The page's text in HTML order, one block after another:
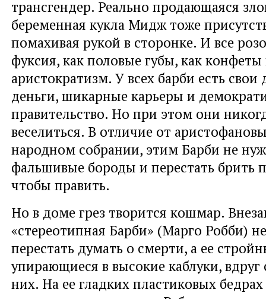
трансгендер. Реально продающаяся
беременная кукла Мидж тоже
помахивая рукой в сторонке. И все
фуксия, как половые губы, как конфеты
аристократизм. У всех барби есть свои
деньги, шикарные карьеры и
правительство. Но при этом они
веселиться. В отличие от
народном собрании, этим Барби не
фальшивые бороды и перестать
чтобы править.
Но в доме грез творится кошмар.
«стереотипная Барби» (Марго Робби)
перестать думать о смерти, а ее
упирающиеся в высокие каблуки, вдруг
них. На ее гладких пластиковых